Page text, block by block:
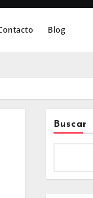
Blog
Buscar